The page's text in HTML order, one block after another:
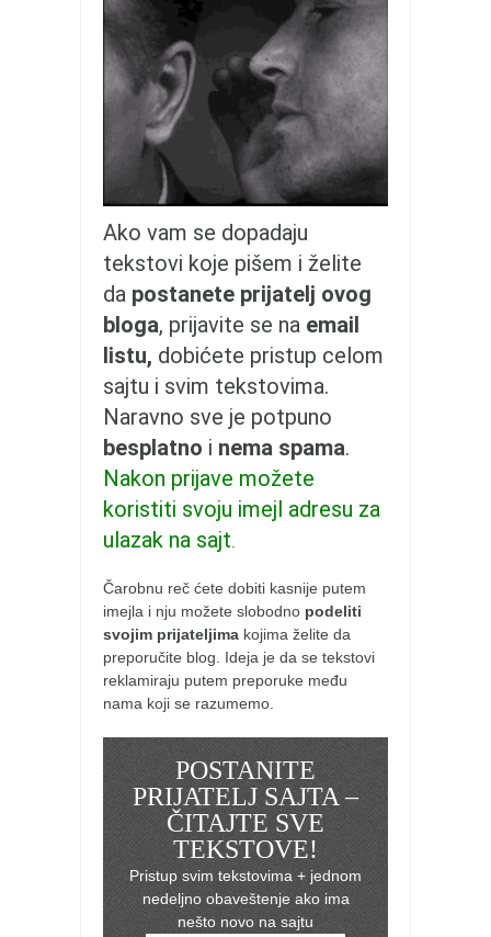
članarina
kontakt
besplatna e-knjiga
termini treninga
kontakt
Ako vam se dopadaju
tekstovi koje pišem i želite
da postanete prijatelj ovog
bloga, prijavite se na email
listu, dobićete pristup celom
sajtu i svim tekstovima.
Naravno sve je potpuno
besplatno i nema spama.
Nakon prijave možete
koristiti svoju imejl adresu za
ulazak na sajt
Čarobnu reč ćete dobiti kasnije putem
imejla i nju možete slobodno podeliti
svojim prijateljima kojima želite da
preporučite blog. Ideja je da se tekstovi
reklamiraju putem preporuke među
nama koji se razumemo.
POSTANITE
PRIJATELJ SAJTA –
ČITAJTE SVE
TEKSTOVE!
Pristup svim tekstovima + jednom
nedeljno obaveštenje ako ima
nešto novo na sajtu